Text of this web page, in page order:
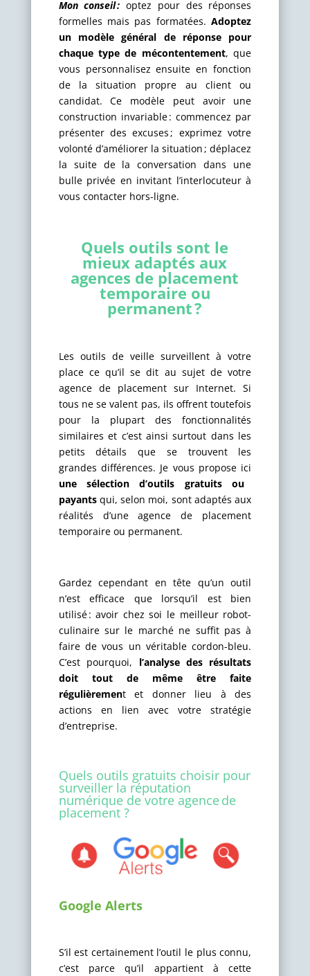
Mon conseil : optez pour des réponses
formelles mais pas formatées.Adoptez
un modèle général de réponse pour
chaque type de mécontentement, que
vous personnalisez ensuite en fonction
de la situation propre au client ou
candidat. Ce modèle peut avoir une
construction invariable : commencez par
présenter des excuses ; exprimez votre
volonté d’améliorer la situation ; déplacez
la suite de la conversation dans une
bulle privée en invitant l’interlocuteur à
vous contacter hors-ligne.
Quels outils sont le
mieux adaptés aux
agences de placement
temporaire ou
permanent ?
Les outils de veille surveillent à votre
place ce qu’il se dit au sujet de votre
agence de placement sur Internet. Si
tous ne se valent pas, ils offrent toutefois
pour la plupart des fonctionnalités
similaires et c’est ainsi surtout dans les
petits détails que se trouvent les
grandes différences. Je vous propose ici
une sélection d’outils gratuits ou
payantsqui, selon moi, sont adaptés aux
réalités d’une agence de placement
temporaire ou permanent.
Gardez cependant en tête qu’un outil
n’est efficace que lorsqu’il est bien
utilisé : avoir chez soi le meilleur robot-
culinaire sur le marché ne suffit pas à
faire de vous un véritable cordon-bleu.
C’est pourquoi, l’analyse des résultats
doit tout de même être faite
régulièrement et donner lieu à des
actions en lien avec votre stratégie
d’entreprise.
Quels outils gratuits choisir pour
surveiller la réputation
numérique de votre agence de
placement ?
Google Alerts
S’il est certainement l’outil le plus connu,
c’est parce qu’il appartient à cette